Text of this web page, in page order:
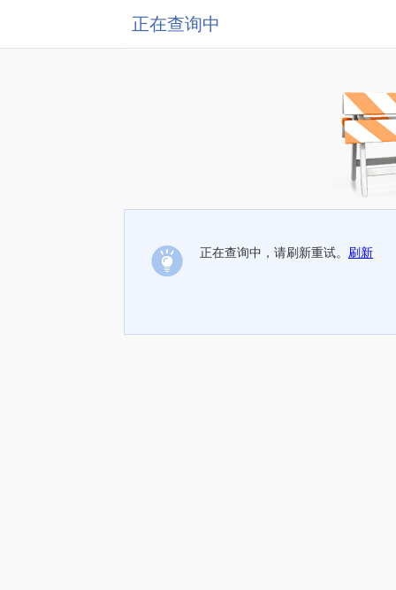
正在查询中
正在查询中，请刷新重试。 刷新